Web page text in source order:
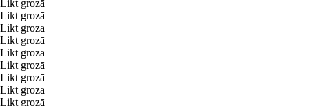
Likt grozā
Likt grozā
Likt grozā
Likt grozā
Likt grozā
Likt grozā
Likt grozā
Likt grozā
Likt grozā